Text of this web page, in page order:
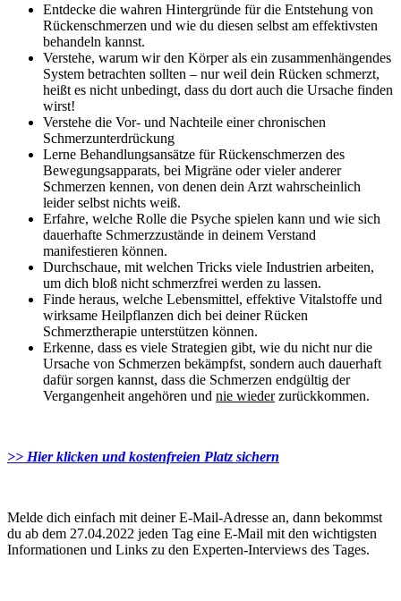
Entdecke die wahren Hintergründe für die Entstehung von
Rückenschmerzen und wie du diesen selbst am effektivsten
behandeln kannst.
Verstehe, warum wir den Körper als ein zusammenhängendes
System betrachten sollten – nur weil dein Rücken schmerzt,
heißt es nicht unbedingt, dass du dort auch die Ursache finden
wirst!
Verstehe die Vor- und Nachteile einer chronischen
Schmerzunterdrückung
Lerne Behandlungsansätze für Rückenschmerzen des
Bewegungsapparats, bei Migräne oder vieler anderer
Schmerzen kennen, von denen dein Arzt wahrscheinlich
leider selbst nichts weiß.
Erfahre, welche Rolle die Psyche spielen kann und wie sich
dauerhafte Schmerzzustände in deinem Verstand
manifestieren können.
Durchschaue, mit welchen Tricks viele Industrien arbeiten,
um dich bloß nicht schmerzfrei werden zu lassen.
Finde heraus, welche Lebensmittel, effektive Vitalstoffe und
wirksame Heilpflanzen dich bei deiner Rücken
Schmerztherapie unterstützen können.
Erkenne, dass es viele Strategien gibt, wie du nicht nur die
Ursache von Schmerzen bekämpfst, sondern auch dauerhaft
dafür sorgen kannst, dass die Schmerzen endgültig der
Vergangenheit angehören und nie wiederzurückkommen.
>> Hier klicken und kostenfreien Platz sichern
Melde dich einfach mit deiner E-Mail-Adresse an, dann bekommst
du ab dem 27.04.2022 jeden Tag eine E-Mail mit den wichtigsten
Informationen und Links zu den Experten-Interviews des Tages.